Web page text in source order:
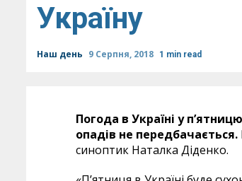
Україну
Наш день 9 Серпня, 2018 1 min read
Погода в Україні у
опадів не передбачається.
синоптик Наталка Діденко.